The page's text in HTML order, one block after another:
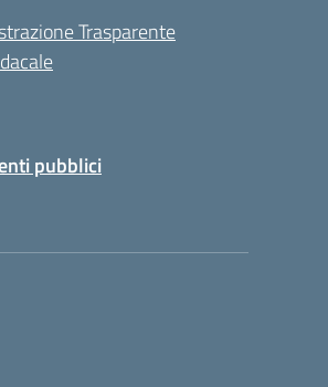
Trasparente
pubblici